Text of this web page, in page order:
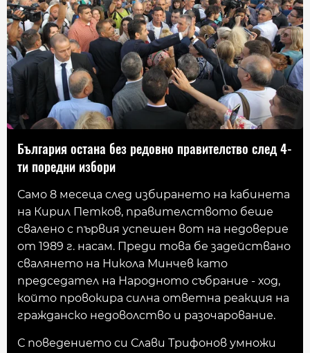
България остана без редовно правителство след 4-
ти поредни избори
Само 8 месеца след избирането на кабинета
на Кирил Петков, правителството беше
свалено с първия успешен вот на недоверие
от 1989 г. насам. Преди това бе задействано
свалянето на Никола Минчев като
председател на Народното събрание - ход,
който провокира силна ответна реакция на
гражданско недоволство и разочарование.
С поведението си Слави Трифонов умножи